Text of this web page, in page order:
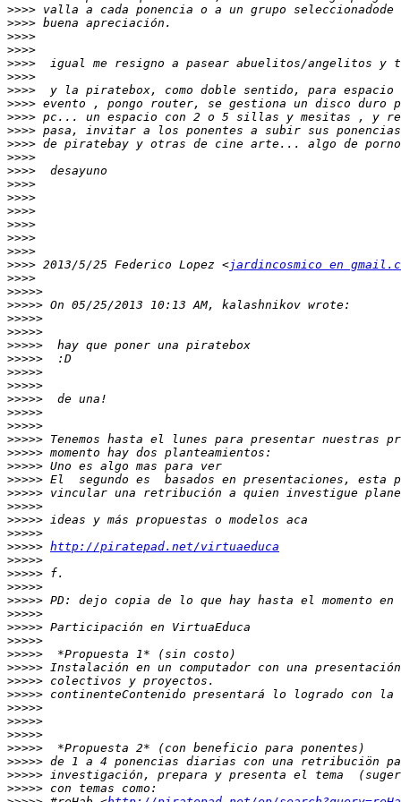
>>>>
>>>>
>>>>
>>>>
>>>>
>>>>
>>>>
>>>>
>>>>
>>>>
>>>>
>>>>
>>>>
>>>>
>>>>
>>>>
>>>>
>>>>
>>>>
>>>> 2013/5/25 Federico Lopez <jardincosmico en
>>>>
>>>>>
>>>>>
>>>>>
>>>>>
>>>>>
>>>>>
>>>>>
>>>>>
>>>>>
>>>>>
>>>>>
>>>>>
>>>>>
>>>>>
>>>>>
>>>>>
>>>>>
>>>>>
>>>>>
>>>>> http://piratepad.net/virtuaeduca
>>>>>
>>>>>
>>>>>
>>>>>
>>>>>
>>>>>
>>>>>
>>>>>
>>>>>
>>>>>
>>>>>
>>>>>
>>>>>
>>>>>
>>>>>
>>>>>
>>>>>
>>>>>